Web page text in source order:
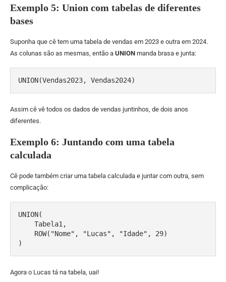
Exemplo 5: Union com tabelas de diferentes
bases
Suponha que cê tem uma tabela de vendas em 2023 e outra em 2024.
As colunas são as mesmas, então a UNION manda brasa e junta:
UNION(Vendas2023, Vendas2024)
Assim cê vê todos os dados de vendas juntinhos, de dois anos
diferentes.
Exemplo 6: Juntando com uma tabela
calculada
Cê pode também criar uma tabela calculada e juntar com outra, sem
complicação:
UNION(
)
Agora o Lucas tá na tabela, uai!